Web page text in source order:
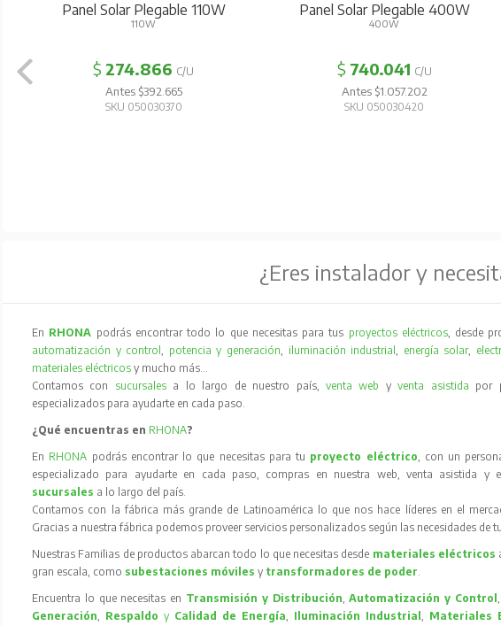
Panel Solar Plegable 110W
110W
$ 274.866 C/U
Antes $392.665
SKU 050030370
Panel Solar Plegable 400W
400W
$ 740.041 C/U
Antes $1.057.202
SKU 050030420
¿Eres instalador y
En RHONA podrás encontrar todo lo que necesitas para tus proyectos eléctricos, desde
automatización y control, potencia y generación, iluminación industrial, energía solar,
materiales eléctricos y mucho más…
Contamos con sucursales a lo largo de nuestro país, venta web yventa asistida por
especializados para ayudarte en cada paso.
¿Qué encuentras en RHONA?
En RHONA podrás encontrar lo que necesitas para tu proyecto eléctrico, con un
especializado para ayudarte en cada paso, compras en nuestra web, venta asistida y
sucursales a lo largo del país.
Contamos con la fábrica más grande de Latinoamérica lo que nos hace líderes en el
Gracias a nuestra fábrica podemos proveer servicios personalizados según las necesidades de tu
Nuestras Familias de productos abarcan todo lo que necesitas desde materiales eléctricos
gran escala, como subestaciones móvilesy transformadores de poder.
Encuentra lo que necesitas en Transmisión y Distribución,Automatización y Control,
Generación, Respaldo y Calidad de Energía, Iluminación Industrial , Materiales